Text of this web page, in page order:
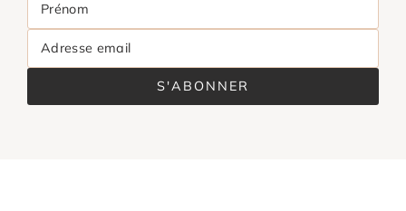
Prénom
Adresse email
S'ABONNER